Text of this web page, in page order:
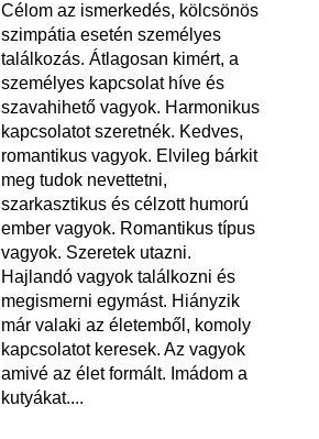
Célom az ismerkedés, kölcsönös
szimpátia esetén személyes
találkozás. Átlagosan kimért, a
személyes kapcsolat híve és
szavahihető vagyok. Harmonikus
kapcsolatot szeretnék. Kedves,
romantikus vagyok. Elvileg bárkit
meg tudok nevettetni,
szarkasztikus és célzott humorú
ember vagyok. Romantikus típus
vagyok. Szeretek utazni.
Hajlandó vagyok találkozni és
megismerni egymást. Hiányzik
már valaki az életemből, komoly
kapcsolatot keresek. Az vagyok
amivé az élet formált. Imádom a
kutyákat....